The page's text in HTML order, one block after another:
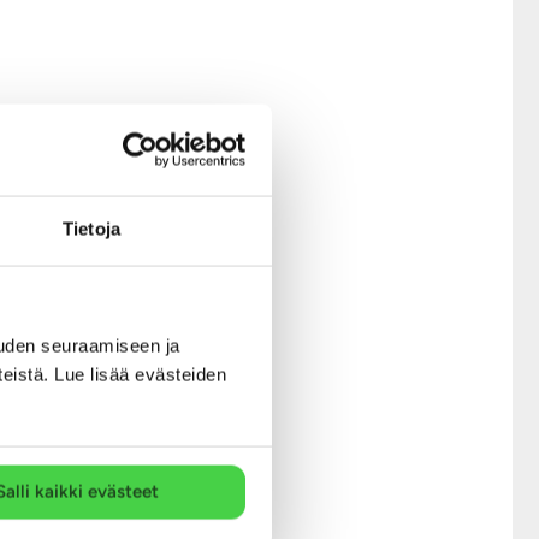
Tietoja
seuraamiseen ja
Lue lisää evästeiden
kaikki evästeet